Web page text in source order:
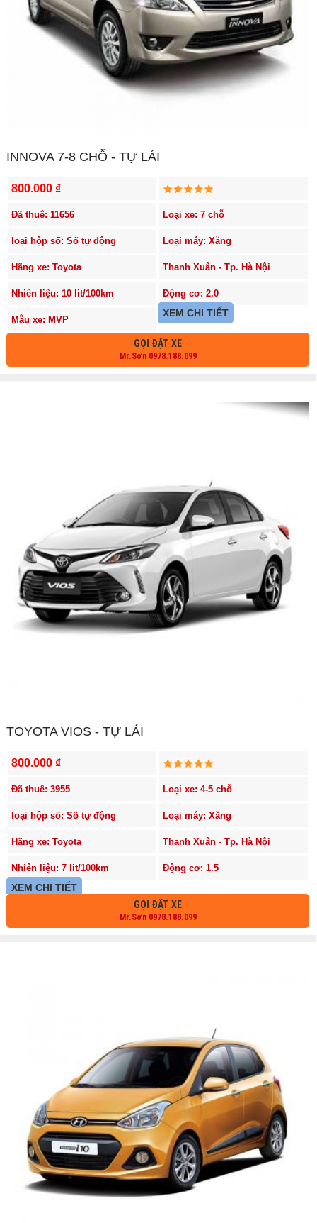
INNOVA 7-8 CHỖ - TỰ LÁI
800.000 ₫
Đã thuê: 11656 Loại xe: 7 chỗ
loại hộp số: Số tự động Loại máy: Xăng
Hãng xe: Toyota Thanh Xuân - Tp. Hà Nội
Nhiên liệu: 10 lit/100km Động cơ: 2.0
Mẫu xe: MVP
XEM CHI TIẾT
GỌI ĐẶT XE
Mr.Sơn 0978.188.099
TOYOTA VIOS - TỰ LÁI
800.000 ₫
Đã thuê: 3955 Loại xe: 4-5 chỗ
loại hộp số: Số tự động Loại máy: Xăng
Hãng xe: Toyota Thanh Xuân - Tp. Hà Nội
Nhiên liệu: 7 lit/100km Động cơ: 1.5
XEM CHI TIẾT
GỌI ĐẶT XE
Mr.Sơn 0978.188.099